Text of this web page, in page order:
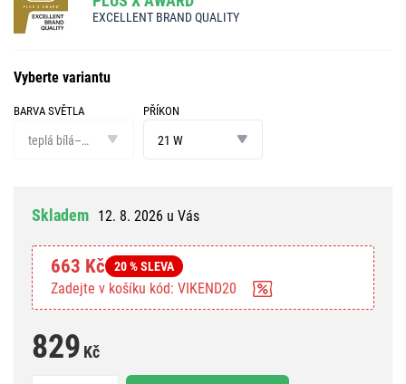
EXCELLENT BRAND QUALITY
Vyberte variantu
BARVA SVĚTLA
světla
teplá bílá–neutrální bílá
PŘÍKON
21 W
Skladem 12. 8. 2026 u Vás
663 Kč 20 % SLEVA
Zadejte v košíku kód: VIKEND20
829 Kč